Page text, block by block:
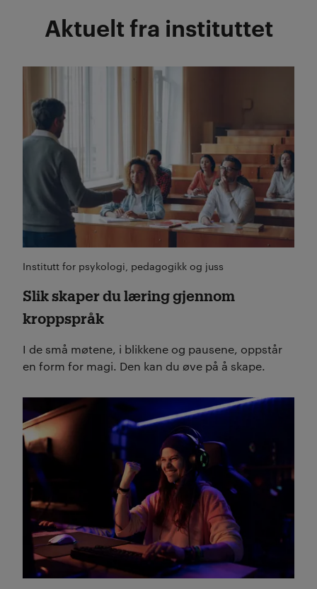
Aktuelt fra instituttet
Institutt for psykologi, pedagogikk og juss
Slik skaper du læring gjennom
kroppspråk
I de små møtene, i blikkene og pausene, oppstår
en form for magi. Den kan du øve på å skape.
Les mer